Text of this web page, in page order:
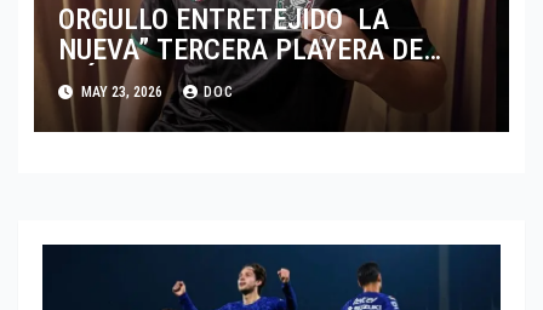
ORGULLO ENTRETEJIDO LA
NUEVA” TERCERA PLAYERA DE
MÉXICO” INGRESA AL ARCHIVO
HISTÓRICO DE ADIDAS EN
ALEMANIA
MAY 23, 2026 DOC